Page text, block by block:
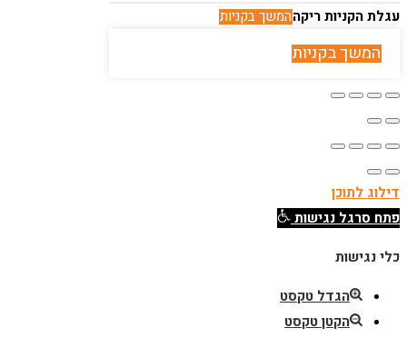
עגלת הקניות ריקההמשך בקניות
המשך בקניות
דילוג לתוכן
פתח סרגל נגישות
כלי נגישות
הגדל טקסט
הקטן טקסט